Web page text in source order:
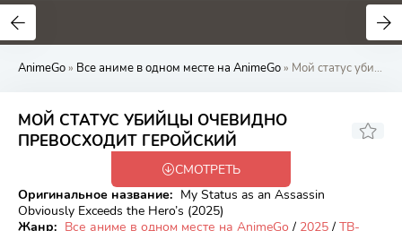
1.7
AnimeGo» Все аниме в одном месте на AnimeGo» Мой статус убийцы очевидно превосходит геройский
МОЙ СТАТУС УБИЙЦЫ ОЧЕВИДНО
ПРЕВОСХОДИТ ГЕРОЙСКИЙ
Закончен
6.58
СМОТРЕТЬ
Оригинальное название: My Status as an Assassin
Obviously Exceeds the Hero’s (2025)
Жанр: Все аниме в одном месте на AnimeGo / 2025 / ТВ-